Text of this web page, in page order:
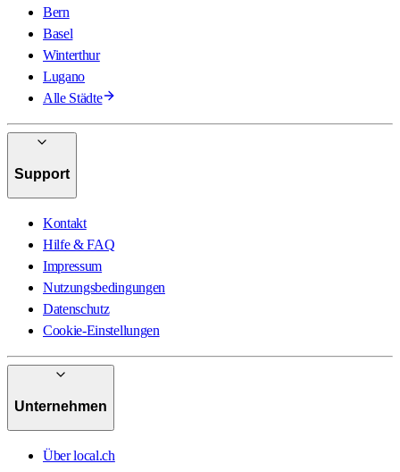
Bern
Basel
Winterthur
Lugano
Alle Städte
Support
Kontakt
Hilfe & FAQ
Impressum
Nutzungsbedingungen
Datenschutz
Cookie-Einstellungen
Unternehmen
Über local.ch